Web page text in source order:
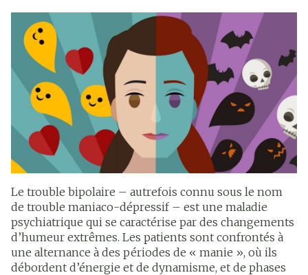
Le trouble bipolaire – autrefois connu sous le nom
de trouble maniaco-dépressif – est une maladie
psychiatrique qui se caractérise par des changements
d’humeur extrêmes. Les patients sont confrontés à
une alternance à des périodes de « manie », où ils
débordent d’énergie et de dynamisme, et de phases